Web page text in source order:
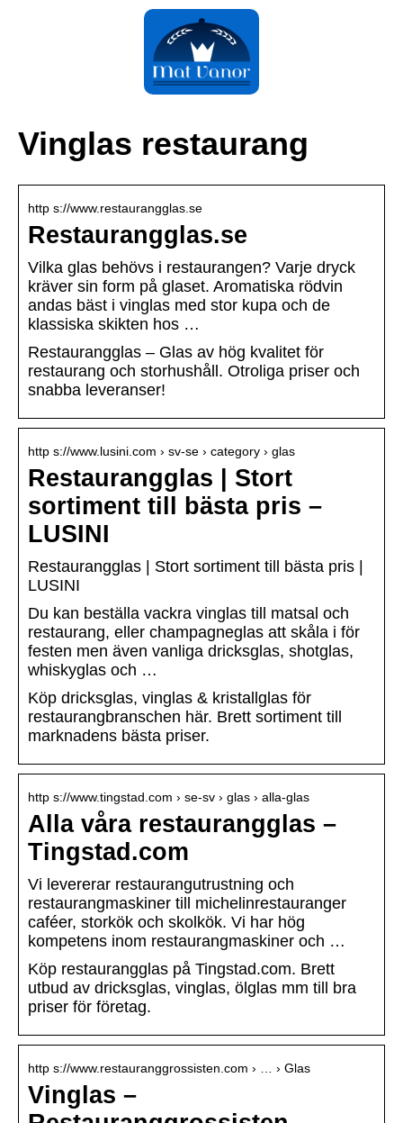
Vinglas restaurang
http s://www.restaurangglas.se
Restaurangglas.se
Vilka glas behövs i restaurangen? Varje dryck
kräver sin form på glaset. Aromatiska rödvin
andas bäst i vinglas med stor kupa och de
klassiska skikten hos …
Restaurangglas – Glas av hög kvalitet för
restaurang och storhushåll. Otroliga priser och
snabba leveranser!
http s://www.lusini.com › sv-se › category › glas
Restaurangglas | Stort
sortiment till bästa pris –
LUSINI
Restaurangglas | Stort sortiment till bästa pris |
LUSINI
Du kan beställa vackra vinglas till matsal och
restaurang, eller champagneglas att skåla i för
festen men även vanliga dricksglas, shotglas,
whiskyglas och …
Köp dricksglas, vinglas & kristallglas för
restaurangbranschen här. Brett sortiment till
marknadens bästa priser.
http s://www.tingstad.com › se-sv › glas › alla-glas
Alla våra restaurangglas –
Tingstad.com
Vi levererar restaurangutrustning och
restaurangmaskiner till michelinrestauranger
caféer, storkök och skolkök. Vi har hög
kompetens inom restaurangmaskiner och …
Köp restaurangglas på Tingstad.com. Brett
utbud av dricksglas, vinglas, ölglas mm till bra
priser för företag.
http s://www.restauranggrossisten.com › … › Glas
Vinglas –